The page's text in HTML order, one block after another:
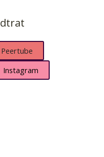
Peertube
Instagram